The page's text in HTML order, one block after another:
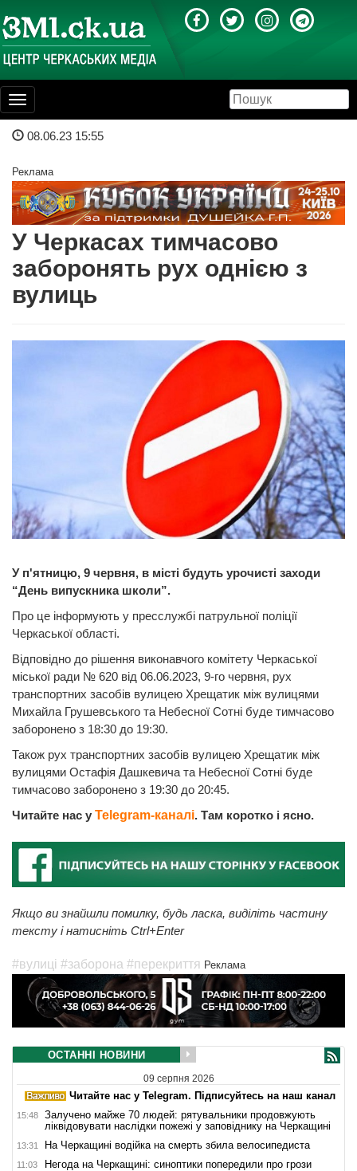
Toggle
navigation
08.06.23 15:55
Реклама
У Черкасах тимчасово
заборонять рух однією з
вулиць
У п'ятницю, 9 червня, в місті будуть урочисті заходи
“День випускника школи”.
Про це інформують у пресслужбі патрульної поліції
Черкаської області.
Відповідно до рішення виконавчого комітету Черкаської
міської ради № 620 від 06.06.2023, 9-го червня, рух
транспортних засобів вулицею Хрещатик між вулицями
Михайла Грушевського та Небесної Сотні буде тимчасово
заборонено з 18:30 до 19:30.
Також рух транспортних засобів вулицею Хрещатик між
вулицями Остафія Дашкевича та Небесної Сотні буде
тимчасово заборонено з 19:30 до 20:45.
Читайте нас у Telegram-каналі. Там коротко і ясно.
Якщо ви знайшли помилку, будь ласка, виділіть частину
тексту і натисніть Ctrl+Enter
#вулиці #заборона #перекриття Реклама
ОСТАННІ НОВИНИ
09 серпня 2026
Читайте нас у Telegram. Підписуйтесь на наш канал
15:48
Залучено майже 70 людей: рятувальники продовжують
ліквідовувати наслідки пожежі у заповіднику на Черкащині
13:31 На Черкащині водійка на смерть збила велосипедиста
11:03 Негода на Черкащині: синоптики попередили про грози